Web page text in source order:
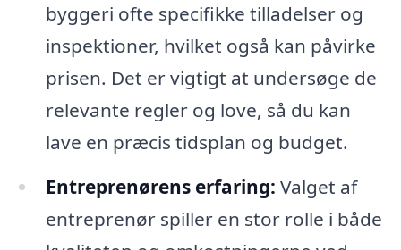
byggeri ofte specifikke tilladelser og
inspektioner, hvilket også kan påvirke
prisen. Det er vigtigt at undersøge de
relevante regler og love, så du kan
lave en præcis tidsplan og budget.
Entreprenørens erfaring: Valget af
entreprenør spiller en stor rolle i både